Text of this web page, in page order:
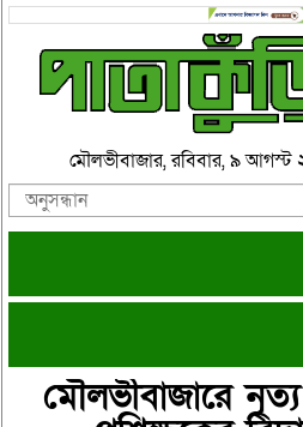
মৌলভীবাজার, রবিবার, ৯
মৌলভীবাজারে